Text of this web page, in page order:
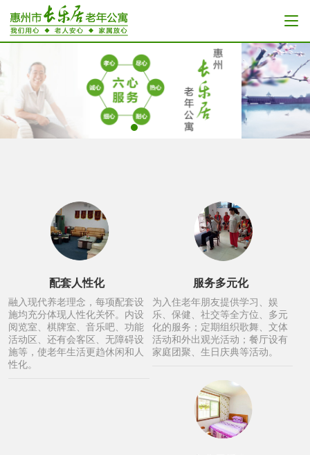
配套人性化
融入现代养老理念，每项配套设
施均充分体现人性化关怀。内设
阅览室、棋牌室、音乐吧、功能
活动区、还有会客区、无障碍设
施等，使老年生活更趋休闲和人
性化。
服务多元化
为入住老年朋友提供学习、娱
乐、保健、社交等全方位、多元
化的服务；定期组织歌舞、文体
活动和外出观光活动；餐厅设有
家庭团聚、生日庆典等活动。